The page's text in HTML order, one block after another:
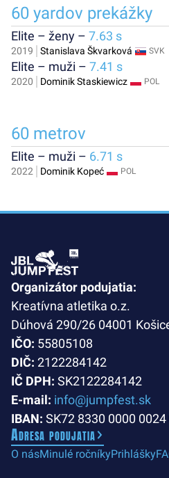
60 yardov prekážky
Elite – ženy – 7.63 s
2019 Stanislava Škvarková SVK
Elite – muži – 7.41 s
2020 Dominik Staskiewicz POL
60 metrov
Elite – muži – 6.71 s
2022 Dominik Kopeć POL
Organizátor podujatia:
Kreatívna atletika o.z.
Dúhová 290/26 04001
IČO: 55805108
DIČ: 2122284142
IČ DPH: SK2122284142
E-mail: info@jumpfest.sk
IBAN: SK72 8330 0000
Adresa podujatia
O násMinulé ročníkyPrihlášky